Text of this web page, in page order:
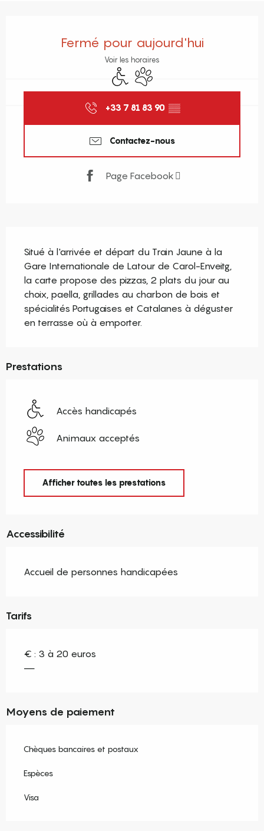
Fermé pour aujourd'hui
Voir les horaires
Accès handicapés
Animaux acceptés
+33 7 81 83 90 ▒▒
Contactez-nous
Page Facebook
Situé à l'arrivée et départ du Train Jaune à la
Gare Internationale de Latour de Carol-Enveitg,
la carte propose des pizzas, 2 plats du jour au
choix, paella, grillades au charbon de bois et
spécialités Portugaises et Catalanes à déguster
en terrasse où à emporter.
Prestations
Accès handicapés
Animaux acceptés
Afficher toutes les prestations
Accessibilité
Accueil de personnes handicapées
Tarifs
€ : 3 à 20 euros
—
Moyens de paiement
Chèques bancaires et postaux
Espèces
Visa